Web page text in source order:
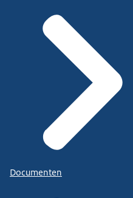
Documenten